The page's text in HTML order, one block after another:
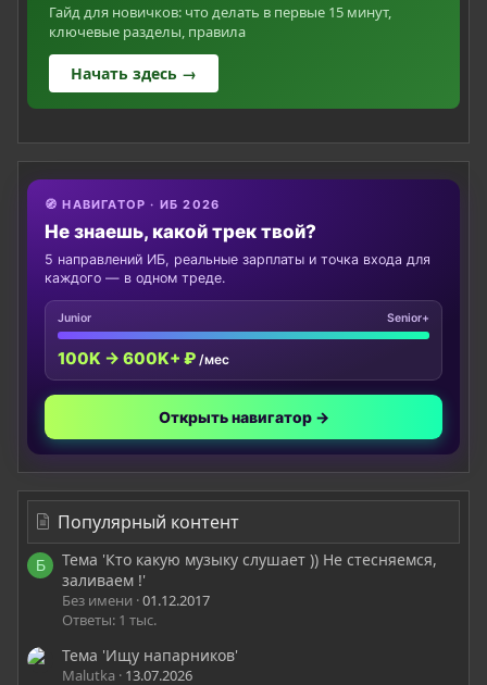
Гайд для новичков: что делать в первые 15 минут,
ключевые разделы, правила
Начать здесь →
🧭 НАВИГАТОР · ИБ 2026
Не знаешь, какой трек твой?
5 направлений ИБ, реальные зарплаты и точка входа для
каждого — в одном треде.
Junior Senior+
100K → 600K+ ₽ /мес
Открыть навигатор →
Популярный контент
Б
Тема 'Кто какую музыку слушает )) Не стесняемся,
заливаем !'
Без имени 01.12.2017
Ответы: 1 тыс.
Тема 'Ищу напарников'
Malutka
13.07.2026